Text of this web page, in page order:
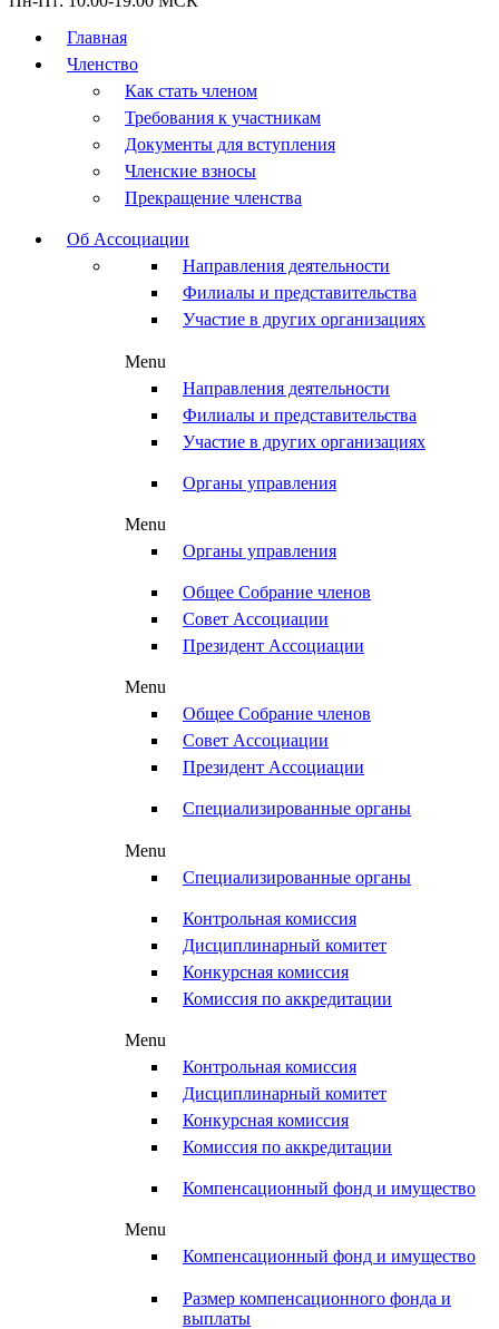
Главная
Членство
Как стать членом
Требования к участникам
Документы для вступления
Членские взносы
Прекращение членства
Об Ассоциации
Направления деятельности
Филиалы и представительства
Участие в других организациях
Menu
Направления деятельности
Филиалы и представительства
Участие в других организациях
Органы управления
Menu
Органы управления
Общее Собрание членов
Совет Ассоциации
Президент Ассоциации
Menu
Общее Собрание членов
Совет Ассоциации
Президент Ассоциации
Специализированные органы
Menu
Специализированные органы
Контрольная комиссия
Дисциплинарный комитет
Конкурсная комиссия
Комиссия по аккредитации
Menu
Контрольная комиссия
Дисциплинарный комитет
Конкурсная комиссия
Комиссия по аккредитации
Компенсационный фонд и имущество
Menu
Компенсационный фонд и имущество
Размер компенсационного фонда и
выплаты